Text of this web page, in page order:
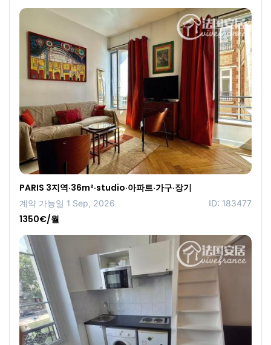
PARIS 3지역·36m²·studio·아파트·가구·장기
계약 가능일 1 Sep, 2026 ID: 183477
1350€/월